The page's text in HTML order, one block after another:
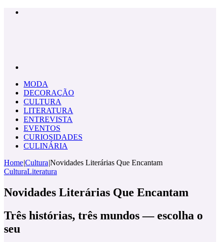
MODA
DECORAÇÃO
CULTURA
LITERATURA
ENTREVISTA
EVENTOS
CURIOSIDADES
CULINÁRIA
Home|Cultura|Novidades Literárias Que Encantam
CulturaLiteratura
Novidades Literárias Que Encantam
Três histórias, três mundos — escolha o
seu